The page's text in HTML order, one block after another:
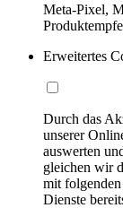
Meta-Pixel,
Erweitertes
Durch das
unserer
auswerten
gleichen wir
mit
Dienste